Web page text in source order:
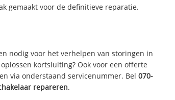
gemaakt voor de definitieve reparatie.
nodig voor het verhelpen van storingen in
kortsluiting? Ook voor een offerte
via onderstaand servicenummer. Bel070-
repareren.